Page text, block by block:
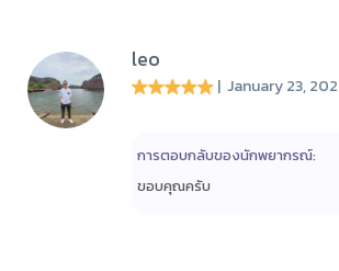
leo
| January 23,
การตอบกลับของนักพยากรณ์:
ขอบคุณครับ